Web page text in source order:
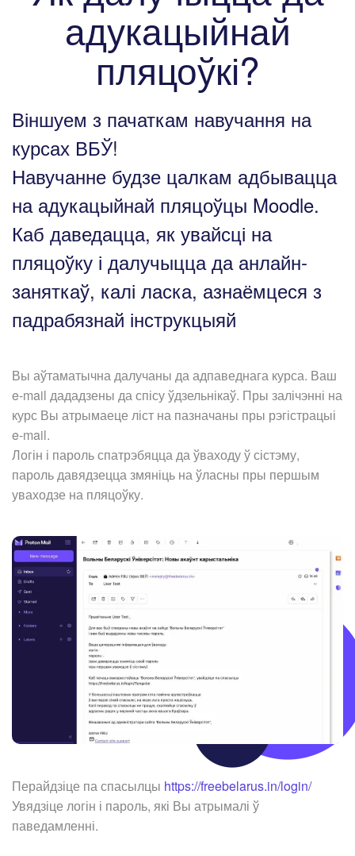
адукацыйнай
пляцоўкі?
Віншуем з пачаткам навучання на
курсах ВБЎ!
Навучанне будзе цалкам адбывацца
на адукацыйнай пляцоўцы Moodle.
Каб даведацца, як увайсці на
пляцоўку і далучыцца да анлайн-
заняткаў, калі ласка, азнаёмцеся з
падрабязнай інструкцыяй
Вы аўтаматычна далучаны да адпаведнага курса. Ваш
e-mail дададзены да спісу ўдзельнікаў. Пры залічэнні на
курс Вы атрымаеце ліст на пазначаны пры рэгістрацыі
e-mail.
Логін і пароль спатрэбяцца да ўваходу ў сістэму,
пароль давядзецца змяніць на ўласны пры першым
уваходзе на пляцоўку.
Перайдзіце па спасылцы https://freebelarus.in/login/
Увядзіце логін і пароль, які Вы атрымалі ў
паведамленні.